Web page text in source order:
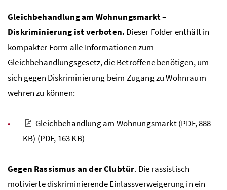
Gleichbehandlung am Wohnungsmarkt –
Diskriminierung ist verboten. Dieser Folder enthält in
kompakter Form alle Informationen zum
Gleichbehandlungsgesetz, die Betroffene benötigen, um
sich gegen Diskriminierung beim Zugang zu Wohnraum
wehren zu können:
Gleichbehandlung am Wohnungsmarkt (PDF, 888
KB) (PDF, 163 KB)
Gegen Rassismus an der Clubtür. Die rassistisch
motivierte diskriminierende Einlassverweigerung in ein